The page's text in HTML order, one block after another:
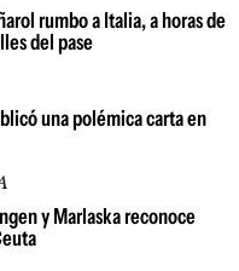
rumbo a Italia, a horas de
del pase
una polémica carta en
y Marlaska reconoce